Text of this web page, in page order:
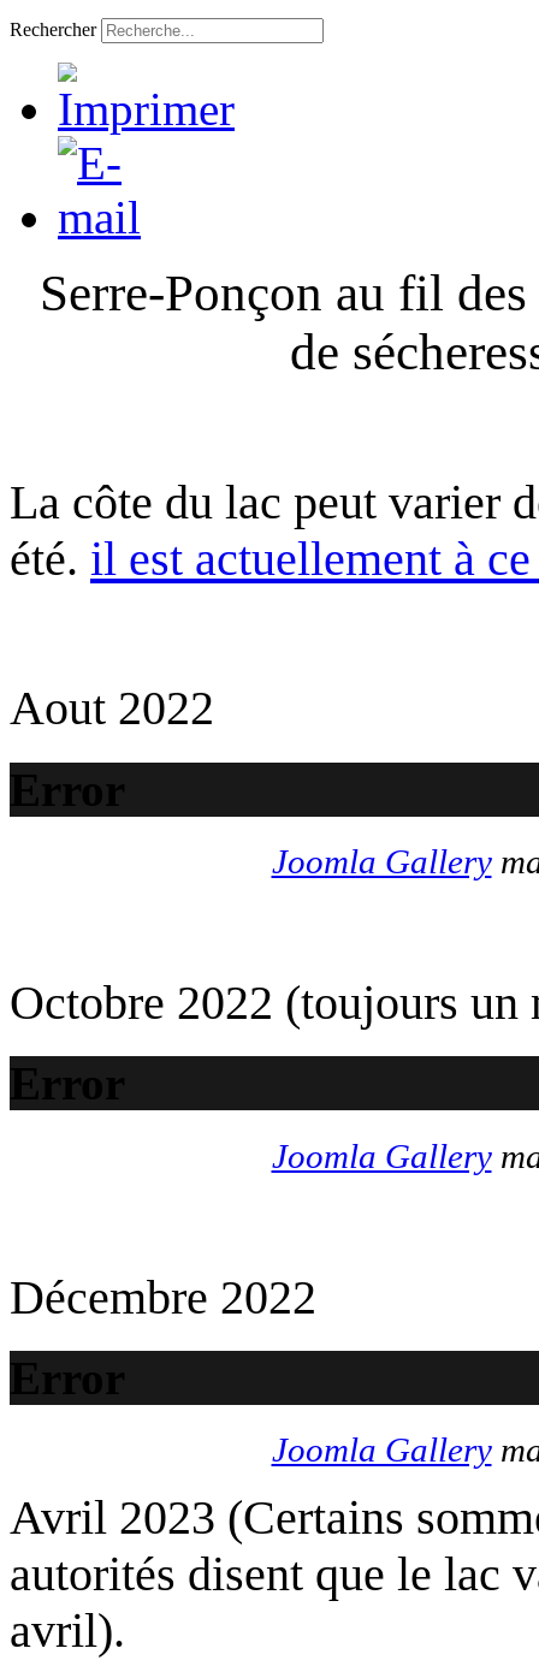
Rechercher
Serre-Ponçon au fil
de
La côte du lac peut varier
été. il est actuellement à
Aout 2022
Error
Joomla Gallery
Octobre 2022 (toujours un
Error
Joomla Gallery
Décembre 2022
Error
Joomla Gallery
Avril 2023 (Certains
autorités disent que le lac
avril).